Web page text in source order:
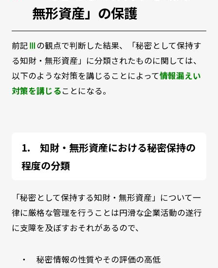
無形資産」の保護
前記Ⅲの観点で判断した結果、「秘密として保持す
る知財・無形資産」に分類されたものに関しては、
以下のような対策を講じることによって情報漏えい
対策を講じることになる。
知財・無形資産における秘密保持の
程度の分類
「秘密として保持する知財・無形資産」について一
律に厳格な管理を行うことは円滑な企業活動の遂行
に支障を及ぼすおそれがあるので、
・ 秘密情報の性質やその評価の高低